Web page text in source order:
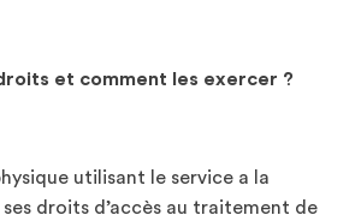
et comment les exercer ?
utilisant le service a la
droits d’accès au traitement de